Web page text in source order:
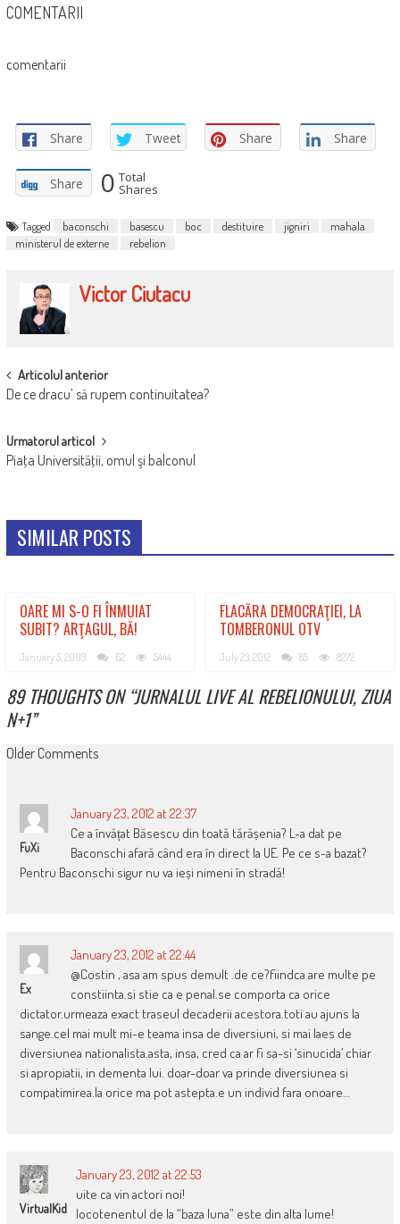
COMENTARII
comentarii
Share Tweet Share Share
Share 0 Total
Shares
Tagged baconschi basescu boc destituire jigniri
mahala
ministerul de externe
rebelion
Victor Ciutacu
POST
NAVIGATION
Articolul anterior
De ce dracu’ să rupem continuitatea?
Urmatorul articol
Piaţa Universităţii, omul şi balconul
SIMILAR POSTS
OARE MI S-O FI ÎNMUIAT
SUBIT? ARŢAGUL, BĂ!
January 5, 2009 62 5444
FLACĂRA DEMOCRAŢIEI, LA
TOMBERONUL OTV
July 23, 2012 85 8272
89 THOUGHTS ON “JURNALUL LIVE AL REBELIONULUI, ZIUA
N+1”
COMMENT
Older Comments
FuXi
January 23, 2012 at 22:37
Ce a învățat Băsescu din toată tărășenia? L-a dat pe
Baconschi afară când era în direct la UE. Pe ce s-a bazat?
Pentru Baconschi sigur nu va ieși nimeni în stradă!
Ex
January 23, 2012 at 22:44
@Costin , asa am spus demult .de ce?fiindca are multe pe
constiinta.si stie ca e penal.se comporta ca orice
dictator.urmeaza exact traseul decaderii acestora.toti au ajuns la
sange.cel mai mult mi-e teama insa de diversiuni, si mai laes de
diversiunea nationalista.asta, insa, cred ca ar fi sa-si ‘sinucida’ chiar
si apropiatii, in dementa lui. doar-doar va prinde diversiunea si
compatimirea.la orice ma pot astepta.e un individ fara onoare…
VirtualKid
January 23, 2012 at 22:53
uite ca vin actori noi!
locotenentul de la “baza luna” este din alta lume!